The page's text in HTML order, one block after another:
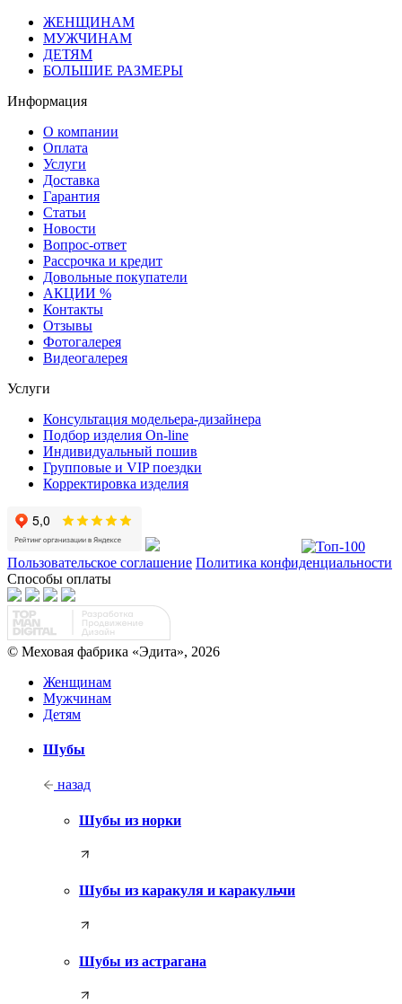
ЖЕНЩИНАМ
МУЖЧИНАМ
ДЕТЯМ
БОЛЬШИЕ РАЗМЕРЫ
Информация
О компании
Оплата
Услуги
Доставка
Гарантия
Статьи
Новости
Вопрос-ответ
Рассрочка и кредит
Довольные покупатели
АКЦИИ %
Контакты
Отзывы
Фотогалерея
Видеогалерея
Услуги
Консультация модельера-дизайнера
Подбор изделия On-line
Индивидуальный пошив
Групповые и VIP поездки
Корректировка изделия
Пользовательское соглашение Политика конфиденциальности
Способы оплаты
© Меховая фабрика «Эдита», 2026
Женщинам
Мужчинам
Детям
Шубы
назад
Шубы из норки
Шубы из каракуля и каракульчи
Шубы из астрагана